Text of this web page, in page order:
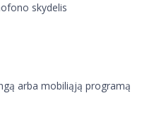
skydelis
arba mobiliąją programą